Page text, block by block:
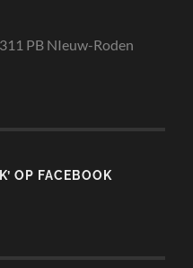
PB NIeuw-Roden
OP FACEBOOK